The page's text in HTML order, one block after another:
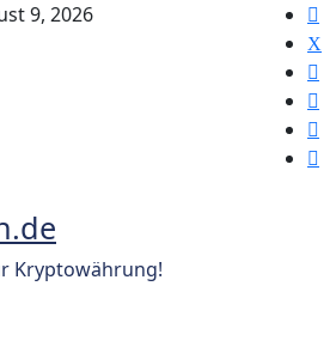
9, 2026
Kryptowährung!